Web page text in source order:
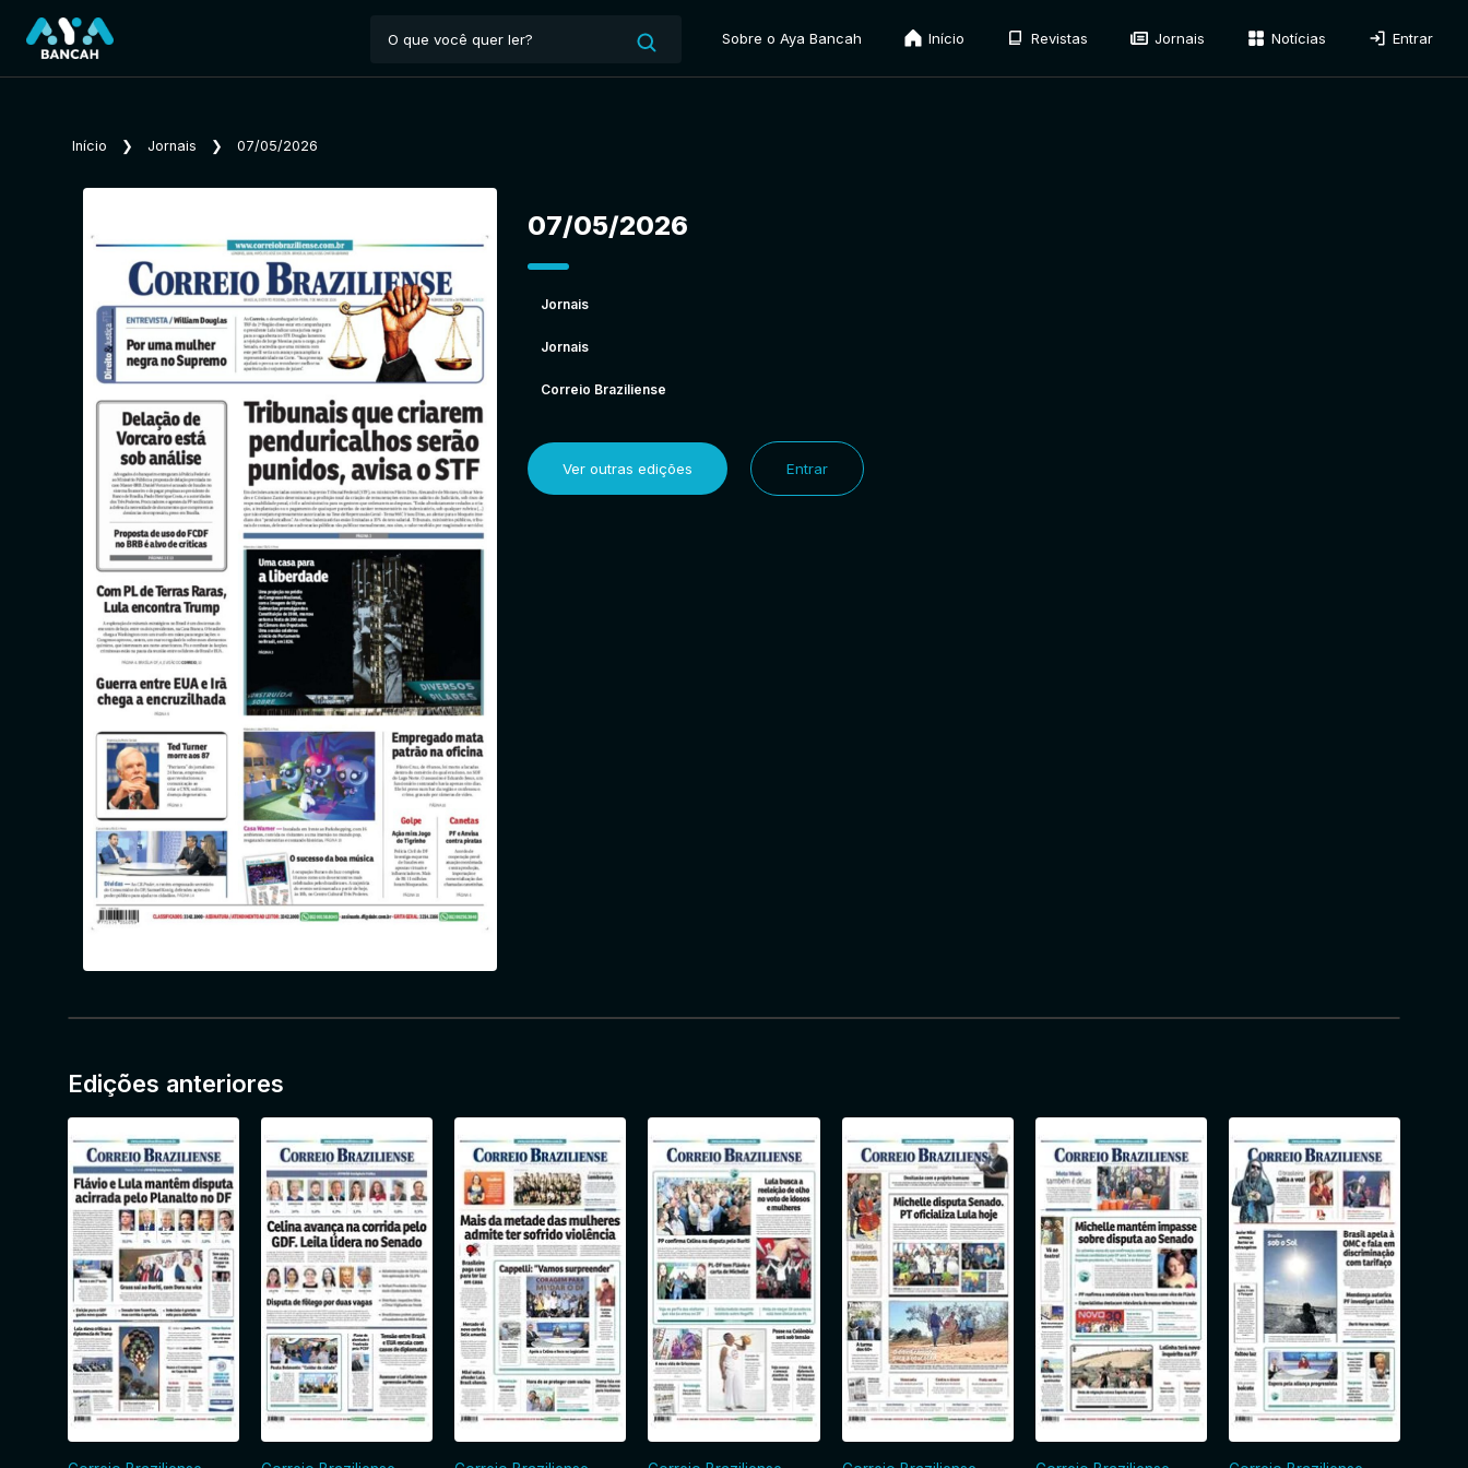
Sobre o Aya Bancah Início Revistas Jornais Notícias Entrar
Início ❯ Jornais ❯ 07/05/2026
07/05/2026
Jornais
Jornais
Correio Braziliense
Ver outras edições Entrar
Edições anteriores